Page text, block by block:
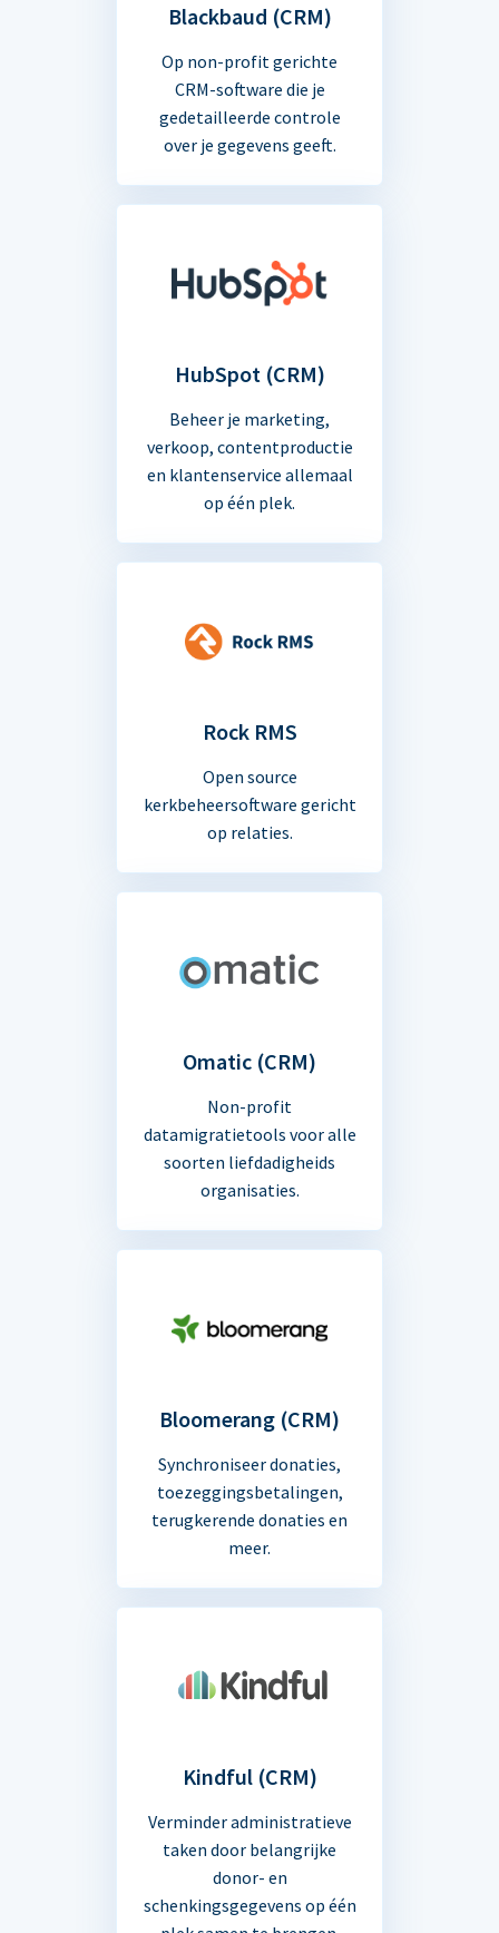
Blackbaud (CRM)
Op non-profit gerichte
CRM-software die je
gedetailleerde controle
over je gegevens geeft.
HubSpot (CRM)
Beheer je marketing,
verkoop, contentproductie
en klantenservice allemaal
op één plek.
Rock RMS
Open source
kerkbeheersoftware gericht
op relaties.
Omatic (CRM)
Non-profit
datamigratietools voor alle
soorten liefdadigheids
organisaties.
Bloomerang (CRM)
Synchroniseer donaties,
toezeggingsbetalingen,
terugkerende donaties en
meer.
Kindful (CRM)
Verminder administratieve
taken door belangrijke
donor- en
schenkingsgegevens op één